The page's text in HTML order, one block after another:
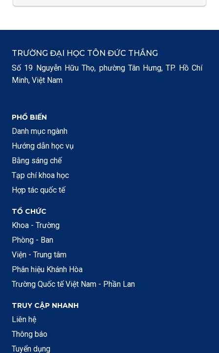
TRƯỜNG ĐẠI HỌC TÔN ĐỨC THẮNG
Số 19 Nguyễn Hữu Thọ, phường Tân Hưng, TP. Hồ Chí
Minh, Việt Nam
PHỔ BIẾN
Danh mục ngành
Hướng dẫn học vụ
Bằng sáng chế
Tạp chí khoa học
Hợp tác quốc tế
TỔ CHỨC
Khoa - Trường
Phòng - Ban
Viện - Trung tâm
Phân hiệu Khánh Hòa
Trường Quốc tế Việt Nam - Phần Lan
TRUY CẬP NHANH
Liên hệ
Thông báo
Tuyển dụng